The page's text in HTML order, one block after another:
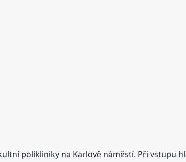
polikliniky na Karlově náměstí. Při vstupu